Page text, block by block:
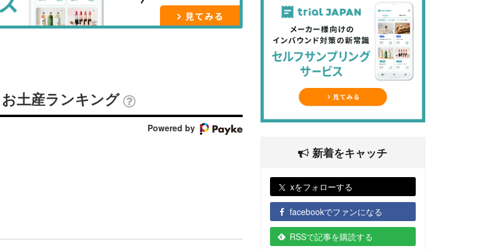
読
す
土産ランキング
Powered by
新着をキャッチ
xをフォローする
facebookでファンになる
RSSで記事を購読する